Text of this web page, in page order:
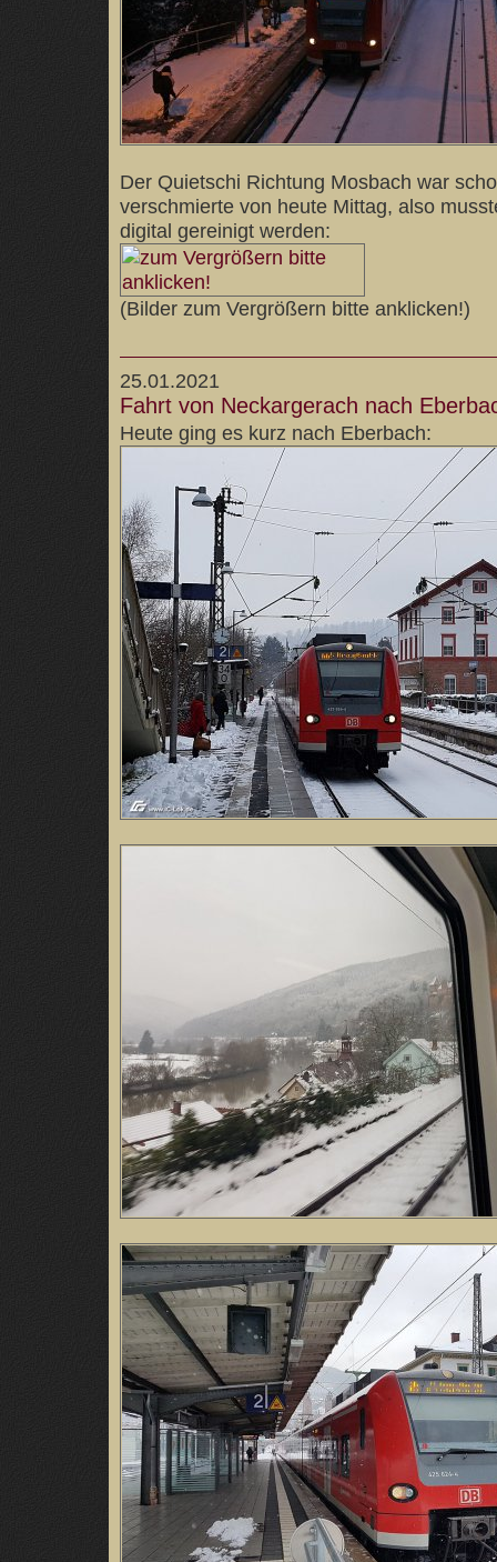
Der Quietschi Richtung Mosbach war
verschmierte von heute Mittag, also
digital gereinigt werden:
(Bilder zum Vergrößern bitte anklicken!)
25.01.2021
Fahrt von Neckargerach nach
Heute ging es kurz nach Eberbach: